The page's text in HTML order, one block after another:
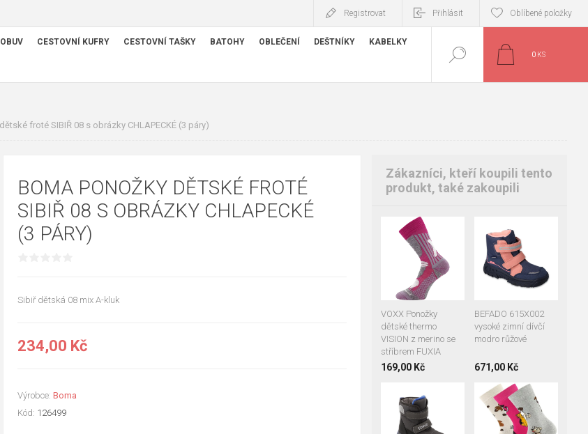
Registrovat Přihlásit Oblíbené položky
CESTOVNÍ KUFRY CESTOVNÍ TAŠKY BATOHY OBLEČENÍ DEŠTNÍKY KABELKY
0 KS
froté SIBIŘ 08 s obrázky CHLAPECKÉ (3 páry)
BOMA PONOŽKY DĚTSKÉ FROTÉ
SIBIŘ 08 S OBRÁZKY CHLAPECKÉ
(3 PÁRY)
Sibiř dětská 08 mix A-kluk
234,00 Kč
Výrobce: Boma
Kód: 126499
Zákazníci, kteří koupili tento
produkt, také zakoupili
VOXX Ponožky
dětské thermo
VISION z merino se
stříbrem FUXIA
169,00 Kč
20-24
30-34
35-38
BEFADO 615X002
vysoké zimní dívčí
modro růžové
671,00 Kč
31
33
28
34
35
27 28
30
31
20-24
25-29
30-34
35-38